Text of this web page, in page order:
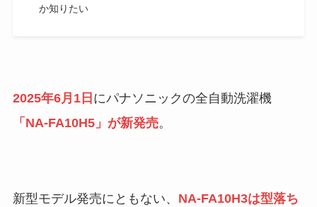
か知りたい
2025年6月1日 にパナソニックの全自動洗濯機
「NA-FA10H5」が新発売。
新型モデル発売にともない、 NA-FA10H3は型落ち